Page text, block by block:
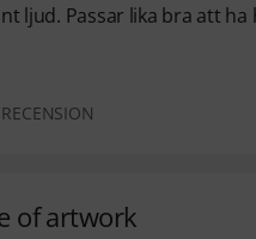
ljud. Passar lika bra att
of artwork